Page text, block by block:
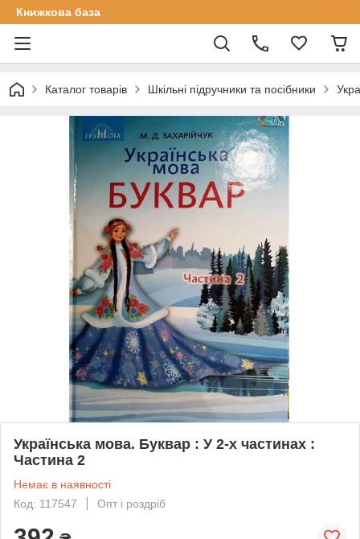
Книжкова база
Каталог товарів Шкільні підручники та посібники
Українська мова. Буквар : У 2-х частинах :
Частина 2
Немає в наявності
Код: 117547
Опт і роздріб